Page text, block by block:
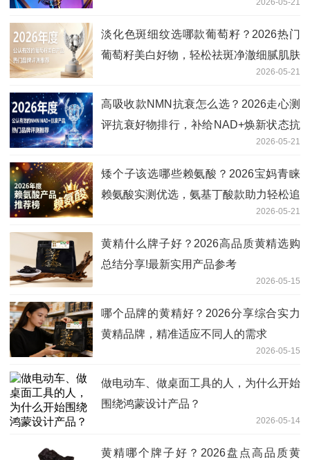
2026-05-21
淡化色斑细纹选哪款葡萄籽？2026热门
葡萄籽美白好物，轻松祛斑净澈细腻肌肤
2026-05-21
高吸收款NMN抗衰怎么选？2026走心测
评抗衰好物排行，补给NAD+焕新状态抗
2026-05-21
矮个子该选哪些赖氨酸？2026宝妈青睐
赖氨酸实测优选，氨基丁酸款助力轻松追
2026-05-21
黄精什么牌子好？2026高品质黄精选购
总结分享!最新实用产品参考
2026-05-15
哪个品牌的黄精好？2026分享综合实力
黄精品牌，精准适应不同人的需求
2026-05-15
做电动车、做桌面工具的人，为什么开始
围绕鸿蒙设计产品？
2026-05-14
黄精哪个牌子好？2026盘点高品质黄